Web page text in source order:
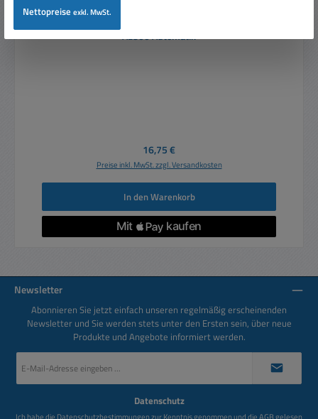
AL800 Automatik
Regulärer Preis:
16,75 €
Preise inkl. MwSt. zzgl. Versandkosten
In den Warenkorb
Newsletter
Abonnieren Sie jetzt einfach unseren regelmäßig erscheinenden
Newsletter und Sie werden stets unter den Ersten sein, über neue
Produkte und Angebote informiert werden.
Mail-
Datenschutz
Ich habe die Datenschutzbestimmungenzur Kenntnis genommen und dieAGBgelesen
Nettopreiseexkl. MwSt.